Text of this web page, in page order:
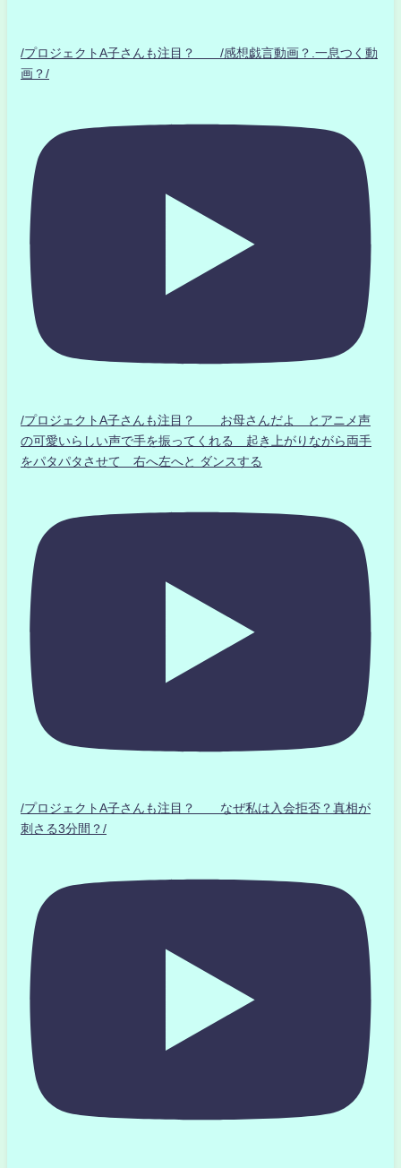
/プロジェクトA子さんも注目？ /感想戯言動画？.一息つく動
画？/
/プロジェクトA子さんも注目？ お母さんだよ とアニメ声
の可愛いらしい声で手を振ってくれる 起き上がりながら両手
をパタパタさせて 右へ左へと ダンスする
/プロジェクトA子さんも注目？ なぜ私は入会拒否？真相が
刺さる3分間？/